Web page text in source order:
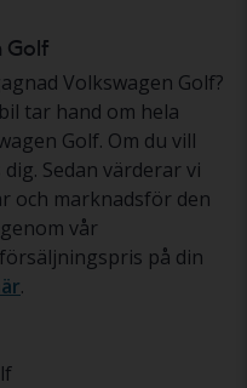
Golf
Volkswagen Golf?
tar hand om hela
Golf. Om du vill
Sedan värderar vi
och marknadsför den
vår
på din
.